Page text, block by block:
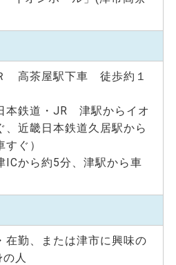
高茶屋駅下車 徒歩約１
本鉄道・JR 津駅からイオ
、近畿日本鉄道久居駅から
ぐ）
ICから約5分、津駅から車
在勤、または津市に興味の
人